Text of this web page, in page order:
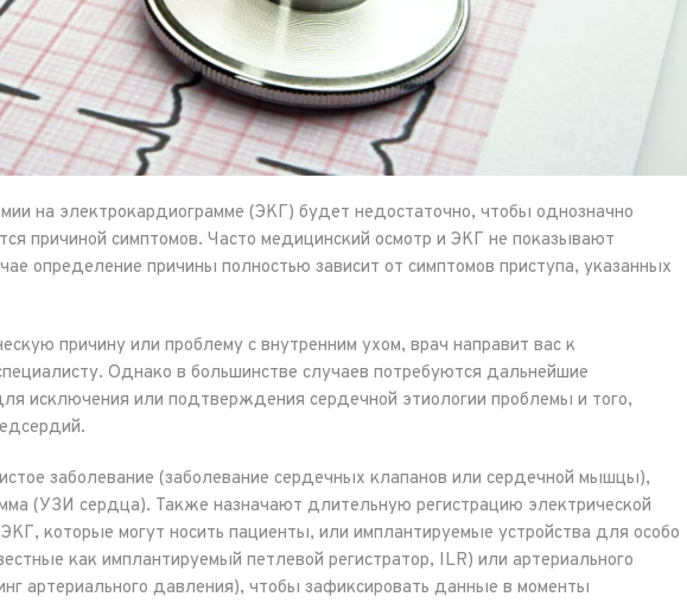
на электрокардиограмме (ЭКГ) будет недостаточно, чтобы однозначно
причиной симптомов. Часто медицинский осмотр и ЭКГ не показывают
определение причины полностью зависит от симптомов приступа, указанных
причину или проблему с внутренним ухом, врач направит вас к
Однако в большинстве случаев потребуются дальнейшие
исключения или подтверждения сердечной этиологии проблемы и того,
заболевание (заболевание сердечных клапанов или сердечной мышцы),
(УЗИ сердца). Также назначают длительную регистрацию электрической
которые могут носить пациенты, или имплантируемые устройства для особо
как имплантируемый петлевой регистратор, ILR) или артериального
артериального давления), чтобы зафиксировать данные в моменты